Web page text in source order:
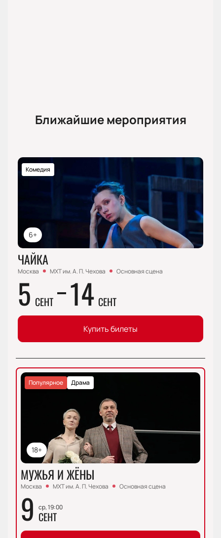
Ближайшие мероприятия
6+
Комедия
ЧАЙКА
Москва МХТ им. А. П. Чехова Основная сцена
5 СЕНТ 14 СЕНТ
Купить билеты
18+
Драма
Популярное
МУЖЬЯ И ЖЁНЫ
Москва МХТ им. А. П. Чехова Основная сцена
9 ср, 19:00
СЕНТ